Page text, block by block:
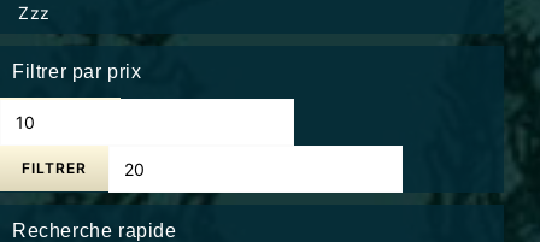
Zzz
Filtrer par prix
FILTRER
Recherche rapide